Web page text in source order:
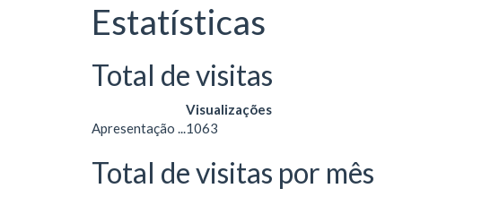
Estatísticas
Total de visitas
Visualizações
Apresentação ... 1063
Total de visitas por mês